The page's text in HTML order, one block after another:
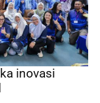
inovasi